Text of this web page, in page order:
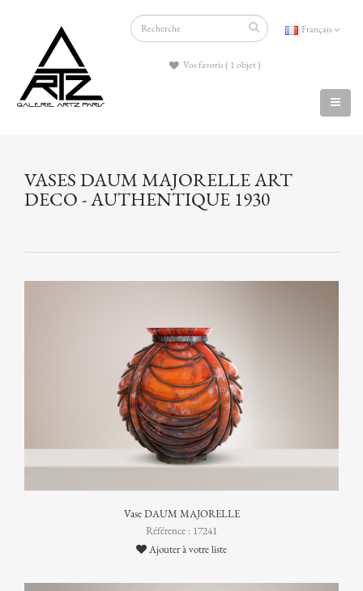
Français
Vos favoris ( 1 objet )
VASES DAUM MAJORELLE ART
DECO - AUTHENTIQUE 1930
Vase DAUM MAJORELLE
Référence : 17241
Ajouter à votre liste